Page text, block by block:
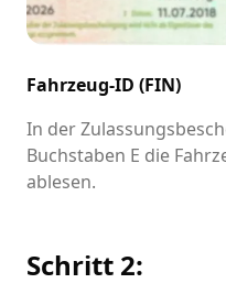
Fahrzeug-ID (FIN)
In der
Buchstaben E die
ablesen.
Schritt 2: